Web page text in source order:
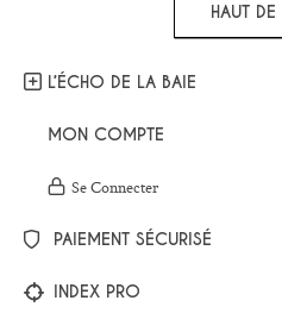
L’ÉCHO DE LA BAIE
MON COMPTE
Se Connecter
PAIEMENT SÉCURISÉ
INDEX PRO